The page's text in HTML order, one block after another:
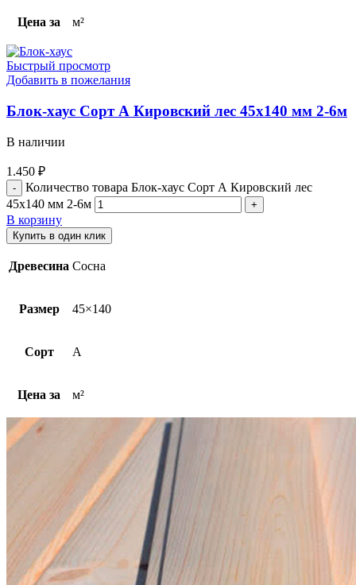
Цена за м²
Быстрый просмотр
Добавить в пожелания
Блок-хаус Cорт А Кировский лес 45х140 мм 2-6м
В наличии
1.450 ₽
Количество товара Блок-хаус Cорт А Кировский лес
45х140 мм 2-6м
В корзину
Купить в один клик
Древесина Сосна
Размер 45×140
Сорт A
Цена за м²